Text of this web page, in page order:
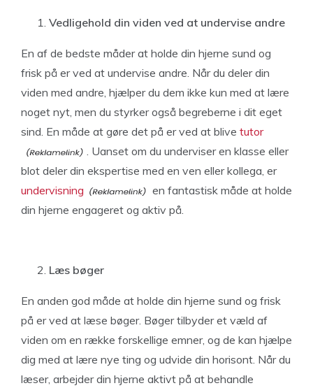
Vedligehold din viden ved at undervise andre
En af de bedste måder at holde din hjerne sund og
frisk på er ved at undervise andre. Når du deler din
viden med andre, hjælper du dem ikke kun med at lære
noget nyt, men du styrker også begreberne i dit eget
sind. En måde at gøre det på er ved at blive tutor
. Uanset om du underviser en klasse eller
blot deler din ekspertise med en ven eller kollega, er
undervisning
en fantastisk måde at holde
din hjerne engageret og aktiv på.
Læs bøger
En anden god måde at holde din hjerne sund og frisk
på er ved at læse bøger. Bøger tilbyder et væld af
viden om en række forskellige emner, og de kan hjælpe
dig med at lære nye ting og udvide din horisont. Når du
læser, arbejder din hjerne aktivt på at behandle